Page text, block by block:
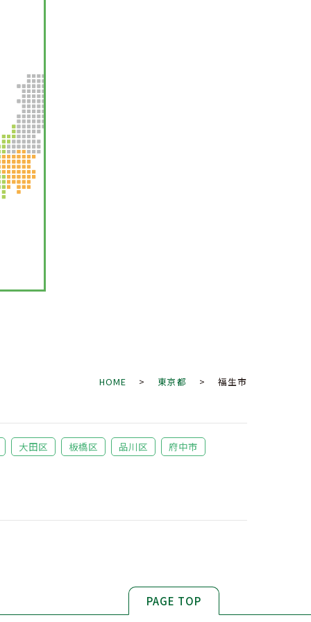
HOME > 東京都 > 福生市
大田区 板橋区 品川区 府中市
PAGE TOP